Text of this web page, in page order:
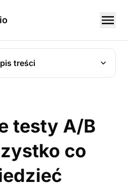
treści
testy A/B
co